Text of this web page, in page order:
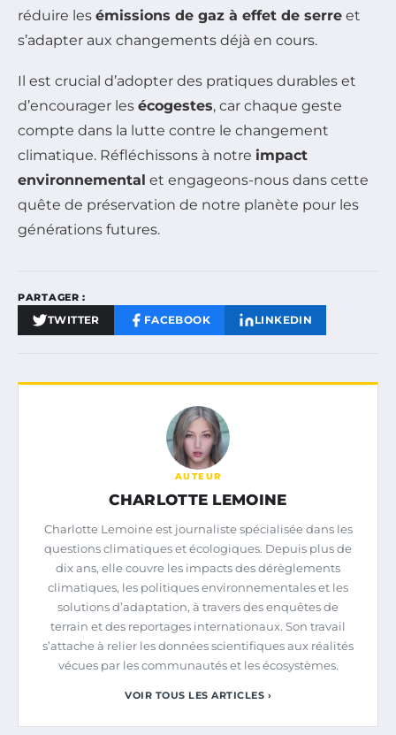
réduire les émissions de gaz à effet de serre et
s’adapter aux changements déjà en cours.
Il est crucial d’adopter des pratiques durables et
d’encourager les écogestes, car chaque geste
compte dans la lutte contre le changement
climatique. Réfléchissons à notre impact
environnemental et engageons-nous dans cette
quête de préservation de notre planète pour les
générations futures.
PARTAGER :
TWITTER FACEBOOK LINKEDIN
AUTEUR
CHARLOTTE LEMOINE
Charlotte Lemoine est journaliste spécialisée dans les
questions climatiques et écologiques. Depuis plus de
dix ans, elle couvre les impacts des dérèglements
climatiques, les politiques environnementales et les
solutions d’adaptation, à travers des enquêtes de
terrain et des reportages internationaux. Son travail
s’attache à relier les données scientifiques aux réalités
vécues par les communautés et les écosystèmes.
VOIR TOUS LES ARTICLES ›